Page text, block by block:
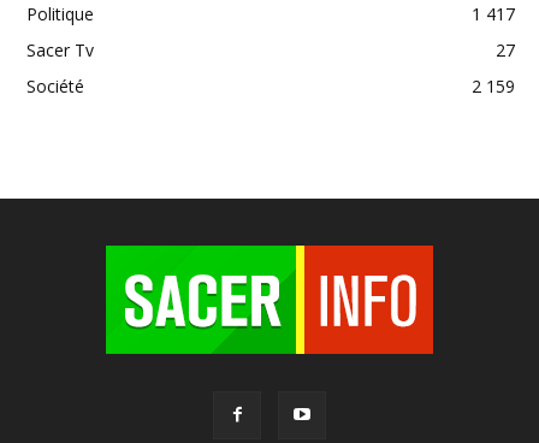
Politique
1 417
Sacer Tv
27
Société
2 159